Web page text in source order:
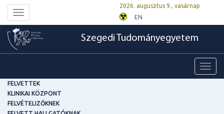
Toggle
navigation
2026. augusztus 9., vasárnap
EN
Szegedi Tudományegyetem
FELVETTEK
KLINIKAI KÖZPONT
FELVÉTELIZŐKNEK